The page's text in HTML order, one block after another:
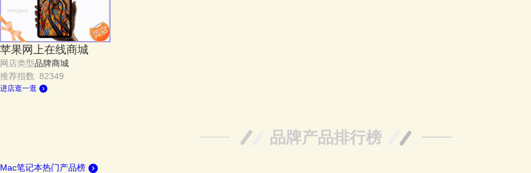
苹果网上在线商城
网店类型品牌商城
推荐指数 82349
进店逛一逛
品牌产品排行榜
Mac笔记本热门产品榜